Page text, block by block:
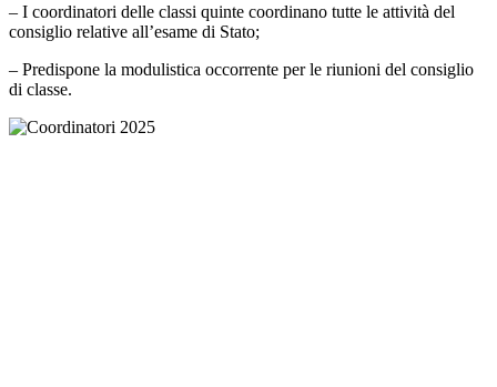
– I coordinatori delle classi quinte coordinano tutte le attività del
consiglio relative all’esame di Stato;
– Predispone la modulistica occorrente per le riunioni del consiglio
di classe.